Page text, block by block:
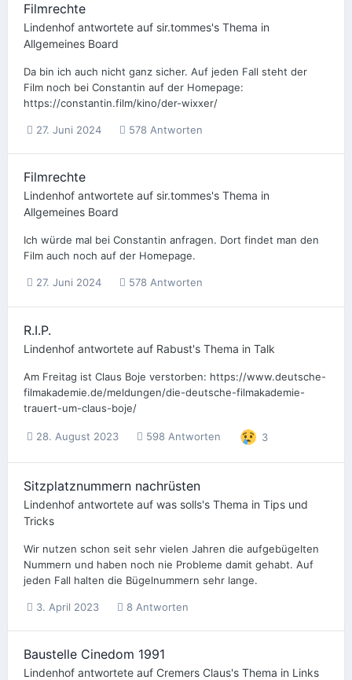
Filmrechte
Lindenhof antwortete auf sir.tommes's Thema in
Allgemeines Board
Da bin ich auch nicht ganz sicher. Auf jeden Fall steht der
Film noch bei Constantin auf der Homepage:
https://constantin.film/kino/der-wixxer/
27. Juni 2024 578 Antworten
Filmrechte
Lindenhof antwortete auf sir.tommes's Thema in
Allgemeines Board
Ich würde mal bei Constantin anfragen. Dort findet man den
Film auch noch auf der Homepage.
27. Juni 2024 578 Antworten
R.I.P.
Lindenhof antwortete auf Rabust's Thema in Talk
Am Freitag ist Claus Boje verstorben: https://www.deutsche-
filmakademie.de/meldungen/die-deutsche-filmakademie-
trauert-um-claus-boje/
28. August 2023 598 Antworten 3
Sitzplatznummern nachrüsten
Lindenhof antwortete auf was solls's Thema in Tips und
Tricks
Wir nutzen schon seit sehr vielen Jahren die aufgebügelten
Nummern und haben noch nie Probleme damit gehabt. Auf
jeden Fall halten die Bügelnummern sehr lange.
3. April 2023 8 Antworten
Baustelle Cinedom 1991
Lindenhof antwortete auf Cremers Claus's Thema in Links